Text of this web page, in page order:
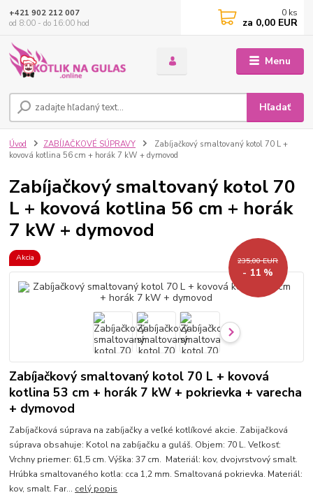
Menu
Hľadať
+421 902 212 007
od 8:00 - do 16:00 hod
0 ks
za 0,00 EUR
Úvod ZABÍJAČKOVÉ SÚPRAVY
Zabíjačkový smaltovaný kotol 70 L +
kovová kotlina 56 cm + horák 7 kW + dymovod
Zabíjačkový smaltovaný kotol 70
L + kovová kotlina 56 cm + horák
7 kW + dymovod
Akcia 235,00 EUR
- 11 %
Zabíjačkový smaltovaný kotol 70 L + kovová
kotlina 53 cm + horák 7 kW + pokrievka + varecha
+ dymovod
Zabíjačková súprava na zabíjačky a veľké kotlíkové akcie. Zabijačková
súprava obsahuje: Kotol na zabíjačku a guláš. Objem: 70 L. Veľkosť:
Vrchny priemer: 61,5 cm. Výška: 37 cm. Materiál: kov, dvojvrstvový smalt.
Hrúbka smaltovaného kotla: cca 1,2 mm. Smaltovaná pokrievka. Materiál:
kov, smalt. Far... celý popis